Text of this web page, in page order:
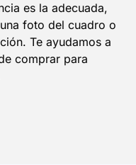
es la adecuada,
foto del cuadro o
Te ayudamos a
comprar para